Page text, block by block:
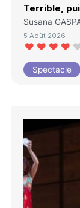
Terrible,
Susana
5 Août 2026
Spectacle